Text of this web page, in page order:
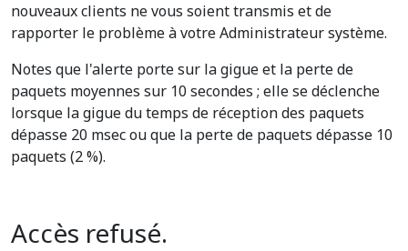
nouveaux clients ne vous soient transmis et de
rapporter le problème à votre Administrateur système.
Notes que l'alerte porte sur la gigue et la perte de
paquets moyennes sur 10 secondes ; elle se déclenche
lorsque la gigue du temps de réception des paquets
dépasse 20 msec ou que la perte de paquets dépasse 10
paquets (2 %).
Accès refusé.